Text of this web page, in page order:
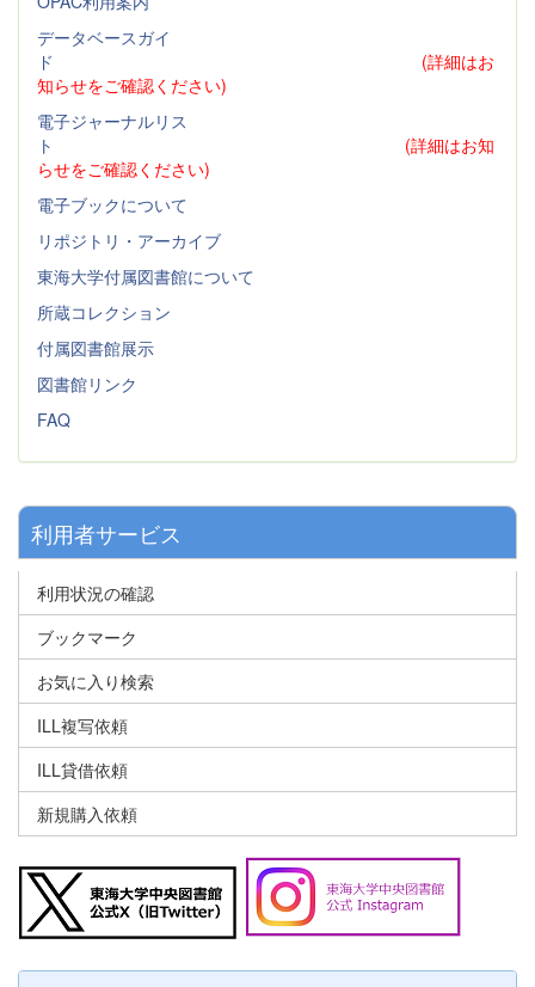
データベースガイ
ド
(詳細はお
知らせをご確認ください)
電子ジャーナルリス
ト
(詳細はお知
らせをご確認ください)
電子ブックについて
リポジトリ・アーカイブ
東海大学付属図書館について
所蔵コレクション
付属図書館展示
図書館リンク
FAQ
利用者サービス
利用状況の確認
ブックマーク
お気に入り検索
ILL複写依頼
ILL貸借依頼
新規購入依頼